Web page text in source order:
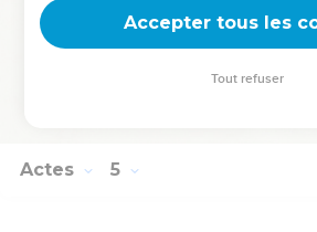
Il vendit son terrain et en apporta le
mettre à la disposition des apôtres.
Actes 5
Accepter tous les
Tout refuser